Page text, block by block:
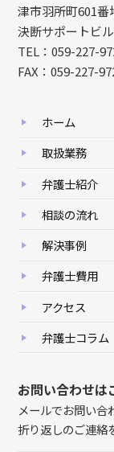
津市羽所町601番
決断サポートビ
TEL：059-227-
FAX：059-227-
ホーム
取扱業務
弁護士紹介
相談の流れ
解決事例
弁護士費用
アクセス
弁護士コラム
お問い合わせは
メールでお問い合
折り返しのご連絡